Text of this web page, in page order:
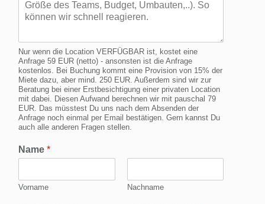
Nur wenn die Location VERFÜGBAR ist, kostet eine
Anfrage 59 EUR (netto) - ansonsten ist die Anfrage
kostenlos. Bei Buchung kommt eine Provision von 15% der
Miete dazu, aber mind. 250 EUR. Außerdem sind wir zur
Beratung bei einer Erstbesichtigung einer privaten Location
mit dabei. Diesen Aufwand berechnen wir mit pauschal 79
EUR. Das müsstest Du uns nach dem Absenden der
Anfrage noch einmal per Email bestätigen. Gern kannst Du
auch alle anderen Fragen stellen.
Name *
Vorname Nachname